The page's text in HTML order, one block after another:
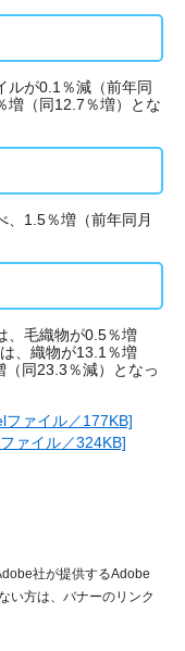
が0.1％減（前年同
増（同12.7％増）とな
1.5％増（前年同月
、毛織物が0.5％増
、織物が13.1％増
（同23.3％減）となっ
ファイル／177KB]
ァイル／324KB]
社が提供するAdobe
い方は、バナーのリンク